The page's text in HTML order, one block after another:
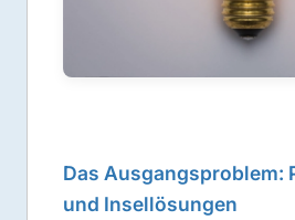
Das Ausgangsproblem:
und Insellösungen